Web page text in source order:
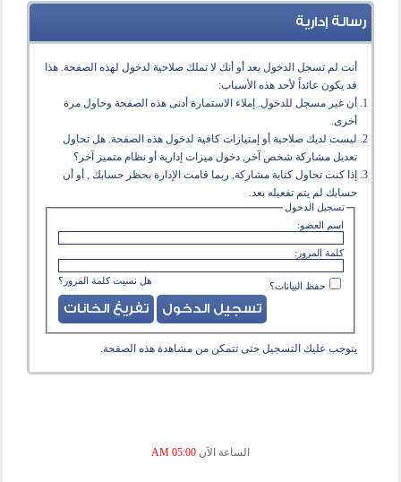
رسالة إدارية
أنت لم تسجل الدخول بعد أو أنك لا تملك صلاحية لدخول لهذه الصفحة. هذا
قد يكون عائداً لأحد هذه الأسباب:
أن غير مسجل للدخول. إملاء الاستمارة أدنى هذه الصفحة وحاول مرة
أخرى.
ليست لديك صلاحية أو إمتيازات كافية لدخول هذه الصفحة. هل تحاول
تعديل مشاركة شخص آخر, دخول ميزات إدارية أو نظام متميز آخر؟
إذا كنت تحاول كتابة مشاركة, ربما قامت الإدارة بحظر حسابك , أو أن
حسابك لم يتم تفعيله بعد.
تسجيل الدخول
اسم العضو:
كلمة المرور:
هل نسيت كلمة المرور؟ حفظ البيانات؟
يتوجب عليك التسجيل حتى تتمكن من مشاهدة هذه الصفحة.
الساعة الآن 05:00 AM